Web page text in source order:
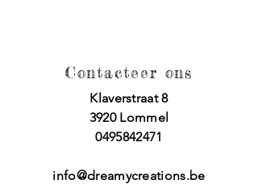
Contacteer ons
Klaverstraat 8
3920 Lommel
0495842471
info@dreamycreations.be